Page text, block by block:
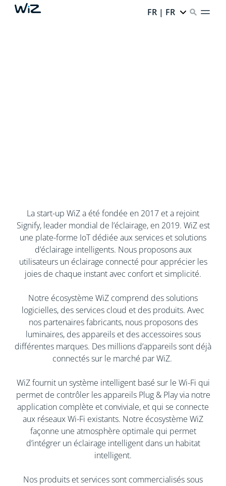
FR | FR
La start-up WiZ a été fondée en 2017 et a rejoint
Signify, leader mondial de l’éclairage, en 2019. WiZ est
une plate-forme IoT dédiée aux services et solutions
d’éclairage intelligents. Nous proposons aux
utilisateurs un éclairage connecté pour apprécier les
joies de chaque instant avec confort et simplicité.
Notre écosystème WiZ comprend des solutions
logicielles, des services cloud et des produits. Avec
nos partenaires fabricants, nous proposons des
luminaires, des appareils et des accessoires sous
différentes marques. Des millions d’appareils sont déjà
connectés sur le marché par WiZ. ​
​WiZ fournit un système intelligent basé sur le Wi-Fi qui
permet de contrôler les appareils Plug & Play via notre
application complète et conviviale, et qui se connecte
aux réseaux Wi-Fi existants. Notre écosystème WiZ
façonne une atmosphère optimale qui permet
d’intégrer un éclairage intelligent dans un habitat
intelligent.
Nos produits et services sont commercialisés sous